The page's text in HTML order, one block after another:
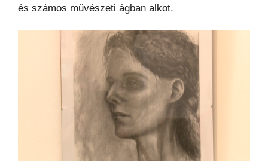
és számos művészeti ágban alkot.